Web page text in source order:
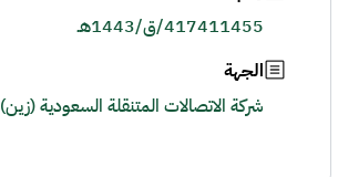
417411455/ق/1443هـ
الجهة
شركة الاتصالات المتنقلة السعودية (زين)